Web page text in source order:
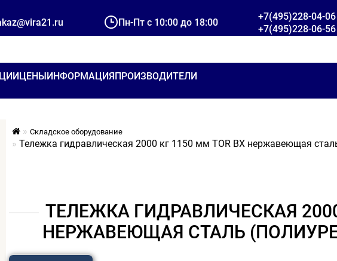
Пн-Пт с 10:00 до 18:00
+7(495)228-04-06
+7(495)228-06-56
ЦЕНЫИНФОРМАЦИЯПРОИЗВОДИТЕЛИ
Складское оборудование
Тележка гидравлическая 2000 кг 1150 мм TOR BX нержавеющая
ТЕЛЕЖКА ГИДРАВЛИЧЕСКАЯ
НЕРЖАВЕЮЩАЯ СТАЛЬ